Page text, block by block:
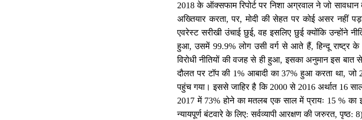
2018 के ऑक्सफाम रिपोर्ट पर निशा अग्रवाल ने जो सावधान
अख्तियार करता, पर, मोदी की सेहत पर कोई असर नहीं
एवरेस्ट सरीखी उंचाई छुई, वह इसलिए छुई क्योंकि उन्होंने
हुआ, उसमें 99.9% लोग उसी वर्ग से आते हैं, हिन्दू राष्ट्र के
विरोधी नीतियों की वजह से ही हुआ, इसका अनुमान इस बात
दौलत पर टॉप की 1% आबादी का 37% हुआ करता था,
पहुंच गया। इससे जाहिर है कि 2000 से 2016 अर्थात 16
2017 में 73% होने का मतलब एक साल में प्रायः 15 % का
न्यायपूर्ण बंटवारे के लिए: सर्वव्यापी आरक्षण की जरुरत, पृष्ठ: